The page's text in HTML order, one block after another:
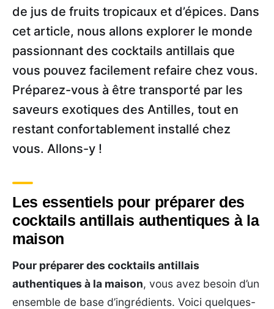
de jus de fruits tropicaux et d’épices. Dans
cet article, nous allons explorer le monde
passionnant des cocktails antillais que
vous pouvez facilement refaire chez vous.
Préparez-vous à être transporté par les
saveurs exotiques des Antilles, tout en
restant confortablement installé chez
vous. Allons-y !
Les essentiels pour préparer des
cocktails antillais authentiques à la
maison
Pour préparer des cocktails antillais
authentiques à la maison, vous avez besoin d’un
ensemble de base d’ingrédients. Voici quelques-